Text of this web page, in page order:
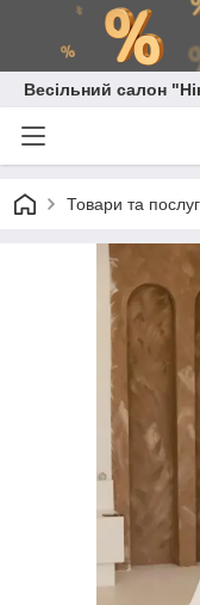
Весільний салон
Товари та